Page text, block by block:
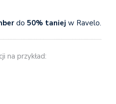
do 50% taniej w Ravelo.
na przykład: